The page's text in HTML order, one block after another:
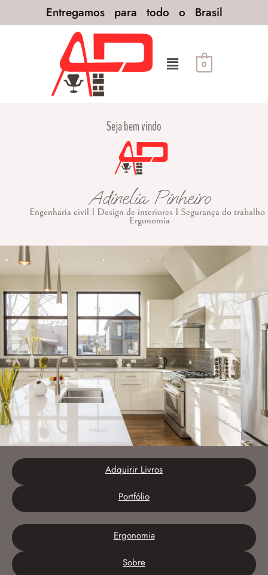
Entregamos para todo o Brasil
0
Seja bem vindo
Adinelia Pinheiro
Engenharia civil I Design de interiores I Segurança do trabalho
Ergonomia
Adquirir Livros
Portfólio
Ergonomia
Sobre